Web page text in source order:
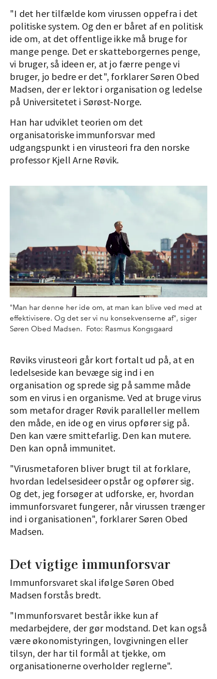
"I det her tilfælde kom virussen oppefra i det
politiske system. Og den er båret af en politisk
ide om, at det offentlige ikke må bruge for
mange penge. Det er skatteborgernes penge,
vi bruger, så ideen er, at jo færre penge vi
bruger, jo bedre er det", forklarer Søren Obed
Madsen, der er lektor i organisation og ledelse
på Universitetet i Sørøst-Norge.
Han har udviklet teorien om det
organisatoriske immunforsvar med
udgangspunkt i en virusteori fra den norske
professor Kjell Arne Røvik.
"Man har denne her ide om, at man kan blive ved med at
effektivisere. Og det ser vi nu konsekvenserne af", siger
Søren Obed Madsen. Foto: Rasmus Kongsgaard
Røviks virusteori går kort fortalt ud på, at en
ledelseside kan bevæge sig ind i en
organisation og sprede sig på samme måde
som en virus i en organisme. Ved at bruge virus
som metafor drager Røvik paralleller mellem
den måde, en ide og en virus opfører sig på.
Den kan være smittefarlig. Den kan mutere.
Den kan opnå immunitet.
"Virusmetaforen bliver brugt til at forklare,
hvordan ledelsesideer opstår og opfører sig.
Og det, jeg forsøger at udforske, er, hvordan
immunforsvaret fungerer, når virussen trænger
ind i organisationen", forklarer Søren Obed
Madsen.
Det vigtige immunforsvar
Immunforsvaret skal ifølge Søren Obed
Madsen forstås bredt.
"Immunforsvaret består ikke kun af
medarbejdere, der gør modstand. Det kan også
være økonomistyringen, lovgivningen eller
tilsyn, der har til formål at tjekke, om
organisationerne overholder reglerne".